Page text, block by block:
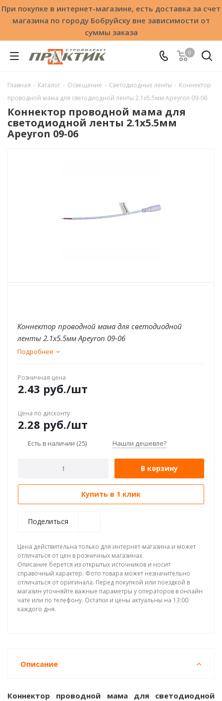
При покупке в интернет-магазине, есть доставка за счет
магазина по городу Бобруйску вне зависимости от
суммы заказа
0
Главная - Каталог - Освещение - Светодиодные ленты - Коннектор
проводной мама для светодиодной ленты 2.1х5.5мм Apeyron 09-06
Коннектор проводной мама для
светодиодной ленты 2.1х5.5мм
Apeyron 09-06
Коннектор проводной мама для светодиодной
ленты 2.1х5.5мм Apeyron 09-06
Подробнее
Розничная цена
2.43 руб./шт
Цена по дисконту
2.28 руб./шт
Есть в наличии (25) Нашли дешевле?
В корзину
Купить в 1 клик
Поделиться
Цена действительна только для интернет-магазина и может
отличаться от цен в розничных магазинах.
Описание берется из открытых источников и носит
справочный характер. Фото товара может незначительно
отличаться от оригинала. Перед покупкой или поездкой в
магазин уточняйте важные параметры у операторов в онлайн
чате или по телефону. Остатки и цены актуальны на 13:00
каждого дня.
Описание
Коннектор проводной мама для светодиодной